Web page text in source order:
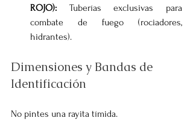
ROJO): Tuberías exclusivas para
combate de fuego (rociadores,
hidrantes).
Dimensiones y Bandas de
Identificación
No pintes una rayita tímida.